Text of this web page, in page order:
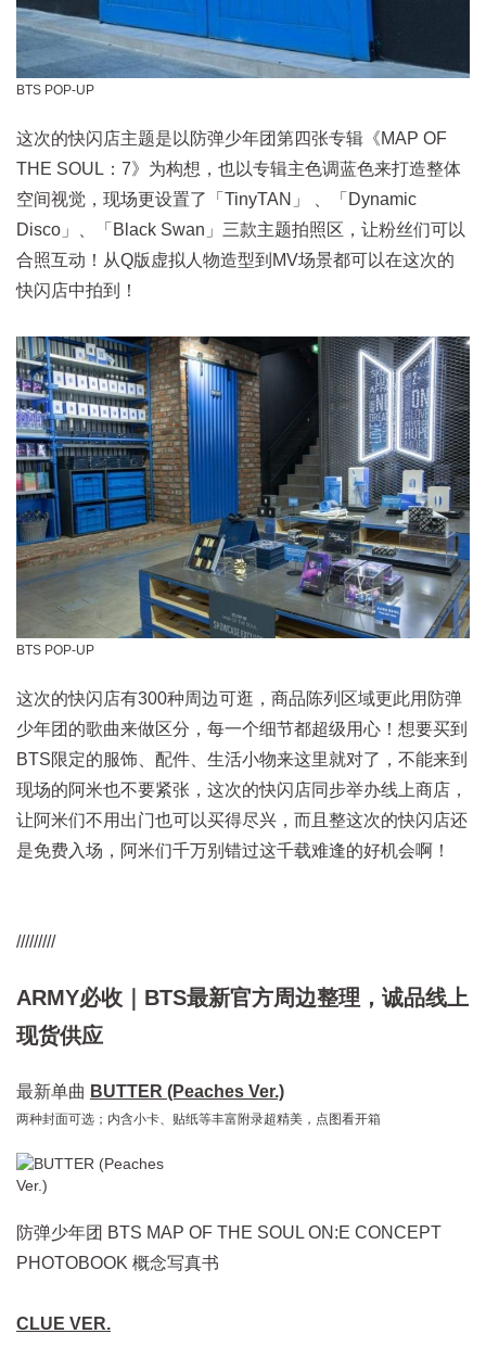
BTS POP-UP
这次的快闪店主题是以防弹少年团第四张专辑《MAP OF
THE SOUL：7》为构想，也以专辑主色调蓝色来打造整体
空间视觉，现场更设置了「TinyTAN」 、「Dynamic
Disco」、「Black Swan」三款主题拍照区，让粉丝们可以
合照互动！从Q版虚拟人物造型到MV场景都可以在这次的
快闪店中拍到！
BTS POP-UP
这次的快闪店有300种周边可逛，商品陈列区域更此用防弹
少年团的歌曲来做区分，每一个细节都超级用心！想要买到
BTS限定的服饰、配件、生活小物来这里就对了，不能来到
现场的阿米也不要紧张，这次的快闪店同步举办线上商店，
让阿米们不用出门也可以买得尽兴，而且整这次的快闪店还
是免费入场，阿米们千万别错过这千载难逢的好机会啊！
/////////
ARMY必收｜BTS最新官方周边整理，诚品线上
现货供应
最新单曲 BUTTER (Peaches Ver.)
两种封面可选；内含小卡、贴纸等丰富附录超精美，点图看开箱
防弹少年团 BTS MAP OF THE SOUL ON:E CONCEPT
PHOTOBOOK 概念写真书
CLUE VER.